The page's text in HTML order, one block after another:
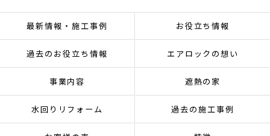
最新情報・施工事例 お役立ち情報
過去のお役立ち情報 エアロックの想い
事業内容 遮熱の家
水回りリフォーム 過去の施工事例